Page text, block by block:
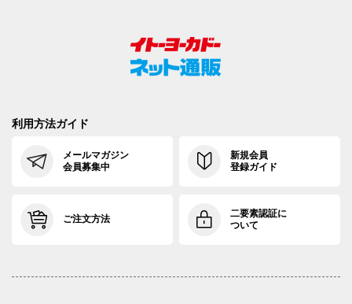
利用方法ガイド
メールマガジン
会員募集中
新規会員
登録ガイド
ご注文方法
二要素認証に
ついて